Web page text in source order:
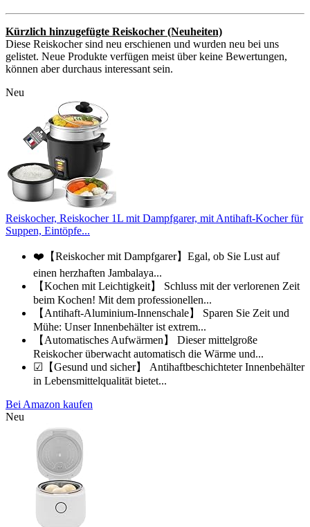
Kürzlich hinzugefügte Reiskocher (Neuheiten)
Diese Reiskocher sind neu erschienen und wurden neu bei uns
gelistet. Neue Produkte verfügen meist über keine Bewertungen,
können aber durchaus interessant sein.
Neu
Reiskocher, Reiskocher 1L mit Dampfgarer, mit Antihaft-Kocher für
Suppen, Eintöpfe...
❤️【Reiskocher mit Dampfgarer】Egal, ob Sie Lust auf
einen herzhaften Jambalaya...
【Kochen mit Leichtigkeit】 Schluss mit der verlorenen Zeit
beim Kochen! Mit dem professionellen...
【Antihaft-Aluminium-Innenschale】 Sparen Sie Zeit und
Mühe: Unser Innenbehälter ist extrem...
【Automatisches Aufwärmen】 Dieser mittelgroße
Reiskocher überwacht automatisch die Wärme und...
☑【Gesund und sicher】 Antihaftbeschichteter Innenbehälter
in Lebensmittelqualität bietet...
Bei Amazon kaufen
Neu